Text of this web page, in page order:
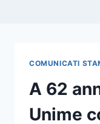
COMUNICATI
A 62
Unime